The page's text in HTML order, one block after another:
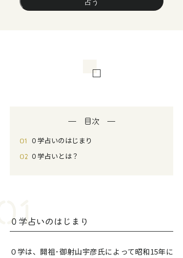
目次
０学占いのはじまり
０学占いとは？
０学占いのはじまり
０学は、開祖･御射山宇彦氏によって昭和15年に